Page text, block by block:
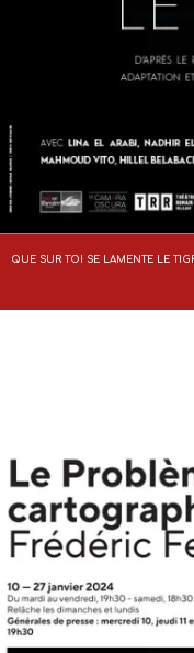
QUE SUR TOI SE LAMENTE LE